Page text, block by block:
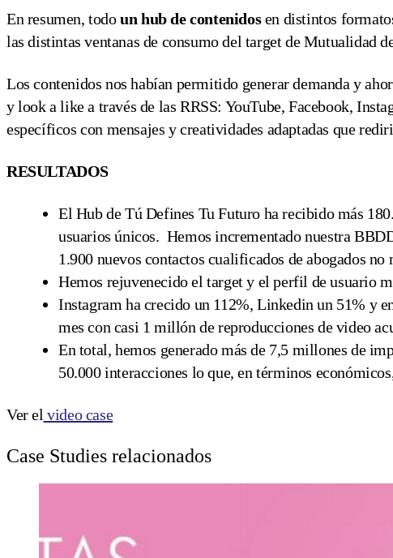
En resumen, todoun hub de contenidosen distintos
las distintas ventanas de consumo del target de Mutualidad
Los contenidos nos habían permitido generar demanda y
y look a like a través de las RRSS: YouTube, Facebook,
específicos con mensajes y creatividades adaptadas que
RESULTADOS
El Hub de Tú Defines Tu Futuro ha recibido más
usuarios únicos. Hemos incrementado nuestra
1.900 nuevos contactos cualificados de abogados no
Hemos rejuvenecido el target y el perfil de usuario
Instagram ha crecido un 112%, Linkedin un 51% y
mes con casi 1 millón de reproducciones de video
En total, hemos generado más de 7,5 millones de
50.000 interacciones lo que, en términos
Ver el video case
Case Studies relacionados